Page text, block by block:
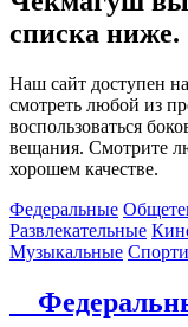
списка ниже.
Наш сайт доступен
смотреть любой из
воспользоваться
вещания. Смотрите
хорошем качестве.
Федеральные
Развлекательные
Музыкальные